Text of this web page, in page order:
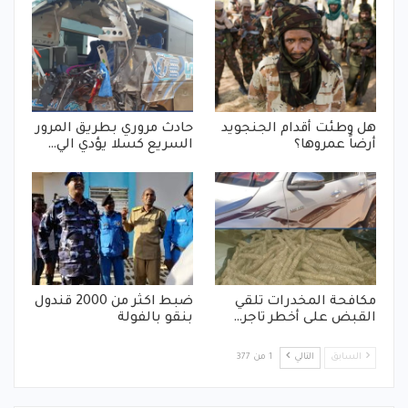
هل وطئت أقدام الجنجويد
أرضاً عمروها؟
حادث مروري بطريق المرور
السريع كسلا يؤدي الي…
مكافحة المخدرات تلقي
القبض على أخطر تاجر…
ضبط اكثر من 2000 قندول
بنقو بالفولة
السابق التالي 1 من 377